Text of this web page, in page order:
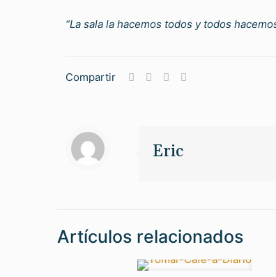
“La sala la hacemos todos y todos
Compartir
Eric
Artículos relacionados